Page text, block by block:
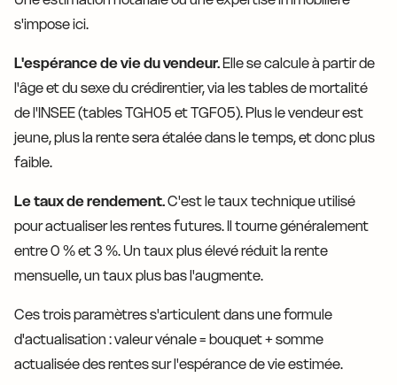
s'impose ici.
L'espérance de vie du vendeur.Elle se calcule à partir de
l'âge et du sexe du crédirentier, via les tables de mortalité
de l'INSEE (tables TGH05 et TGF05). Plus le vendeur est
jeune, plus la rente sera étalée dans le temps, et donc plus
faible.
Le taux de rendement.C'est le taux technique utilisé
pour actualiser les rentes futures. Il tourne généralement
entre 0 % et 3 %. Un taux plus élevé réduit la rente
mensuelle, un taux plus bas l'augmente.
Ces trois paramètres s'articulent dans une formule
d'actualisation : valeur vénale = bouquet + somme
actualisée des rentes sur l'espérance de vie estimée.